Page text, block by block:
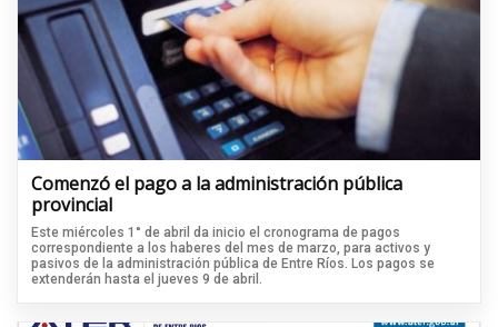
Comenzó el pago a la administración pública
provincial
Este miércoles 1° de abril da inicio el cronograma de pagos
correspondiente a los haberes del mes de marzo, para activos y
pasivos de la administración pública de Entre Ríos. Los pagos se
extenderán hasta el jueves 9 de abril.